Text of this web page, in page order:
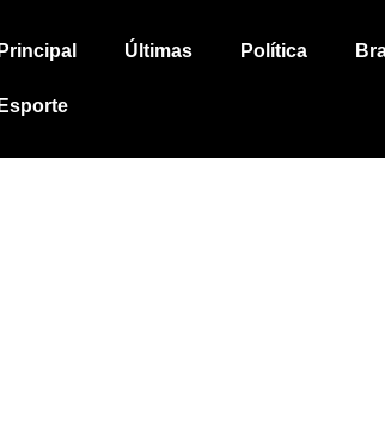
Principal Últimas Política
Esporte